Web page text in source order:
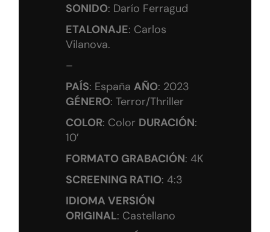
SONIDO: Darío Ferragud
ETALONAJE: Carlos
Vilanova.
–
PAÍS: España AÑO: 2023
GÉNERO: Terror/Thriller
COLOR: Color DURACIÓN:
10’
FORMATO GRABACIÓN: 4K
SCREENING RATIO: 4:3
IDIOMA VERSIÓN
ORIGINAL: Castellano